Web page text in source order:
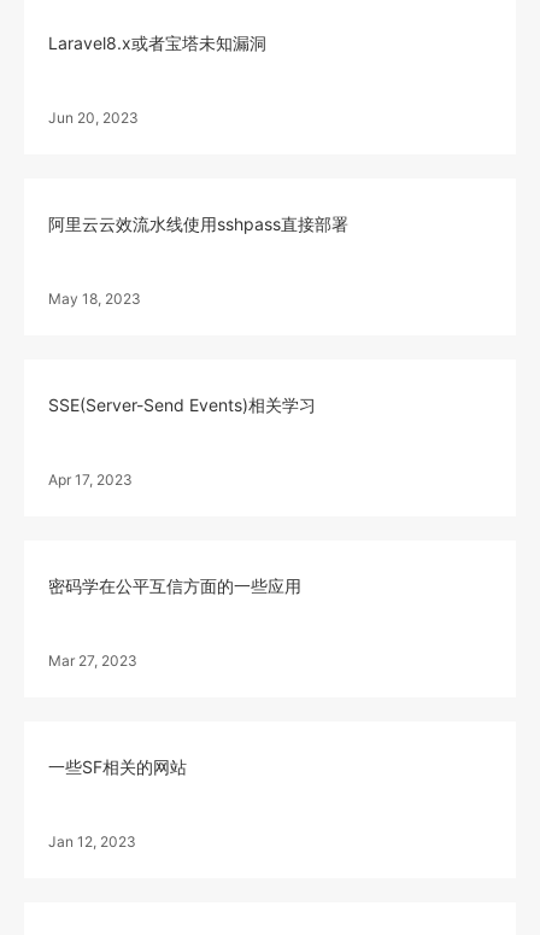
Laravel8.x或者宝塔未知漏洞
Jun 20, 2023
阿里云云效流水线使用sshpass直接部署
May 18, 2023
SSE(Server-Send Events)相关学习
Apr 17, 2023
密码学在公平互信方面的一些应用
Mar 27, 2023
一些SF相关的网站
Jan 12, 2023